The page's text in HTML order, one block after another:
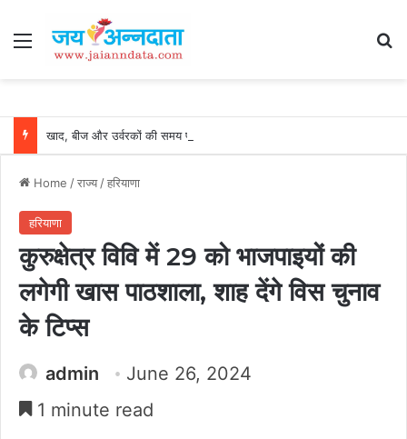
Menu
Home /राज्य/हरियाणा
हरियाणा
कुरुक्षेत्र विवि में 29 को भाजपाइयों की
लगेगी खास पाठशाला, शाह देंगे विस चुनाव
के टिप्स
admin
June 26, 2024
1 minute read